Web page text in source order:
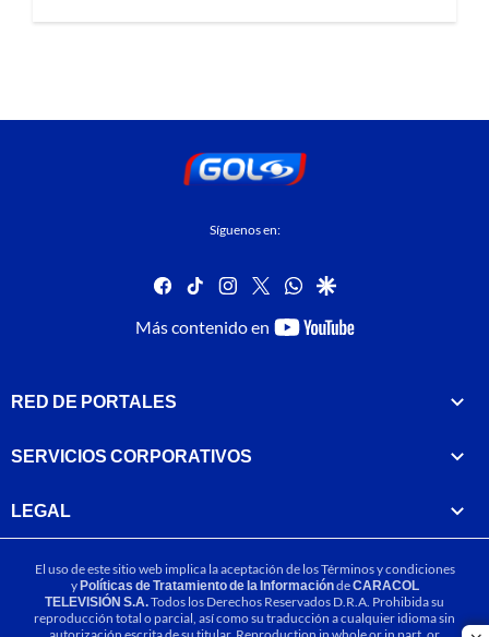
Síguenos en:
facebook
tiktok instagram
twitterwhatsapp
google
Más contenido en
youtube-
RED DE PORTALES
SERVICIOS CORPORATIVOS
LEGAL
El uso de este sitio web implica la aceptación de losTérminos y condiciones
yPolíticas de Tratamiento de la InformacióndeCARACOL
TELEVISIÓN S.A.Todos los Derechos Reservados D.R.A. Prohibida su
reproducción total o parcial, así como su traducción a cualquier idioma sin